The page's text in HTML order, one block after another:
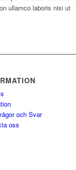
ullamco laboris nisi ut
och Svar
oss